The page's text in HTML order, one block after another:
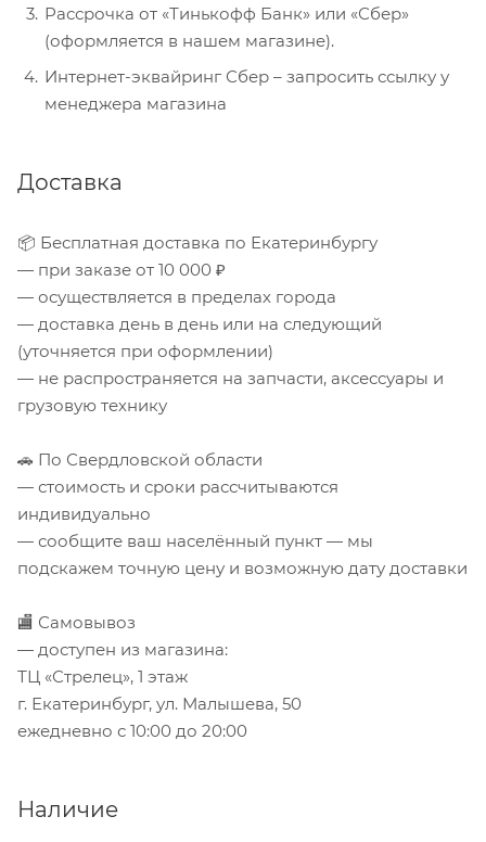
Рассрочка от «Тинькофф Банк» или «Сбер»
(оформляется в нашем магазине).
Интернет-эквайринг Сбер – запросить ссылку у
менеджера магазина
Доставка
📦 Бесплатная доставка по Екатеринбургу
— при заказе от 10 000 ₽
— осуществляется в пределах города
— доставка день в день или на следующий
(уточняется при оформлении)
— не распространяется на запчасти, аксессуары и
грузовую технику
🚗 По Свердловской области
— стоимость и сроки рассчитываются
индивидуально
— сообщите ваш населённый пункт — мы
подскажем точную цену и возможную дату доставки
🏬 Самовывоз
— доступен из магазина:
ТЦ «Стрелец», 1 этаж
г. Екатеринбург, ул. Малышева, 50
ежедневно с 10:00 до 20:00
Наличие